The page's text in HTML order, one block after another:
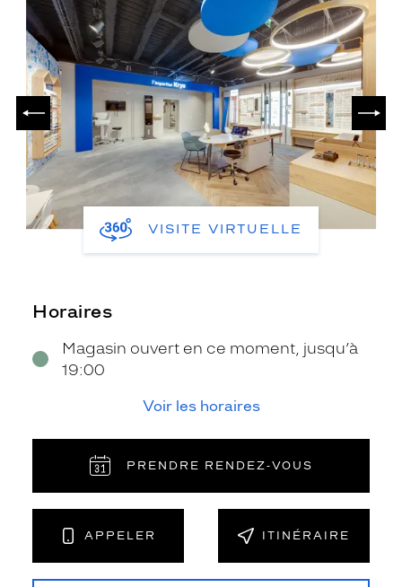
PRÉCÉDENT
VISITE VIRTUELLE
Horaires
Magasin ouvert en ce moment, jusqu’à
19:00
Voir les horaires
PRENDRE RENDEZ‑VOUS
APPELER ITINÉRAIRE